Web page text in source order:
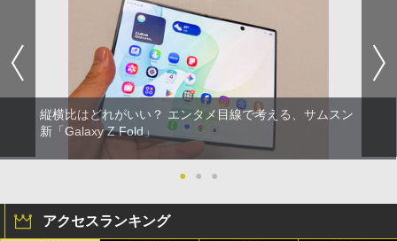
縦横比はどれがいい？ エンタメ目線で考える、サムスン
新「Galaxy Z Fold」
● ● ●
アクセスランキング